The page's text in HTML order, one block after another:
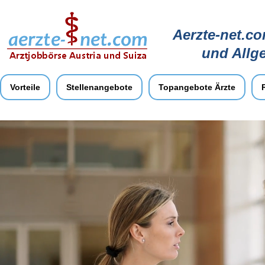
Aerzte-
und
Vorteile Stellenangebote Topangebote Ärzte